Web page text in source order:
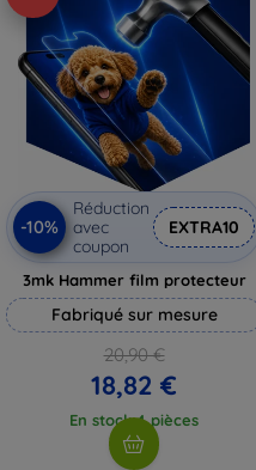
-10%
Réduction
avec
coupon
EXTRA10
3mk Hammer film protecteur
Fabriqué sur mesure
20,90 €
18,82 €
En stock 4 pièces